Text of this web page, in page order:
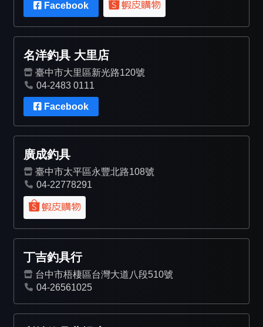
Facebook
名洋釣具 大里店
臺中市大里區新光路120號
04-2483 0111
Facebook
廣成釣具
臺中市太平區永豐北路108號
04-22778291
丁吉釣具行
台中市梧棲區台灣大道八段510號
04-26561025